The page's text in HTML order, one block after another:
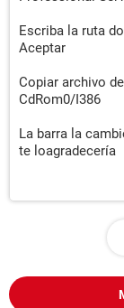
Escriba la ruta
Aceptar
Copiar archivo
CdRom0/I386
La barra la
te loagradecería